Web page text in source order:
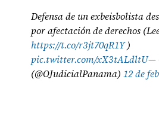
Defensa de un exbeisbolista
por afectación de derechos
https://t.co/r3jt70qR1Y)
pic.twitter.com/xX3tALdltU—
(@OJudicialPanama)12 de